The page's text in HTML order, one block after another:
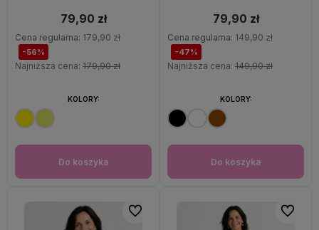
79,90 zł
Cena regularna: 179,90 zł
-56%
Najniższa cena: 179,90 zł
Do koszyka
KOLORY:
79,90 zł
Cena regularna: 149,90 zł
-47%
Najniższa cena: 149,90 zł
Do koszyka
KOLORY:
Do ulubionych Do